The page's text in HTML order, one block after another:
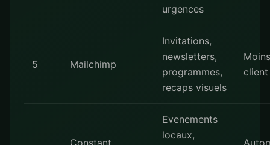
urgences
5 Mailchimp
Invitations,
newsletters,
programmes,
recaps visuels
client
Constant
Evenements
locaux,